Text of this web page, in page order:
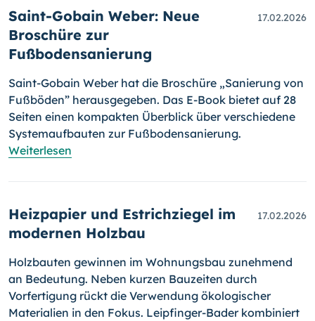
Saint-Gobain Weber: Neue
Broschüre zur
Fußbodensanierung
17.02.2026
Saint-Gobain Weber hat die Broschüre „Sanierung von
Fußböden” herausgegeben. Das E-Book bietet auf 28
Seiten einen kompakten Überblick über verschiedene
Systemaufbauten zur Fußbodensanierung.
Weiterlesen
Heizpapier und Estrichziegel im
modernen Holzbau
17.02.2026
Holzbauten gewinnen im Wohnungsbau zunehmend
an Bedeutung. Neben kurzen Bauzeiten durch
Vorfertigung rückt die Verwendung ökologischer
Materialien in den Fokus. Leipfinger-Bader kombiniert